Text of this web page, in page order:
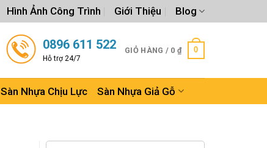
Hình Ảnh Công Trình Giới Thiệu Blog
0896 611 522
Hỗ trợ 24/7
GIỎ HÀNG / 0 ₫ 0
Sàn Nhựa Chịu Lực Sàn Nhựa Giả Gỗ